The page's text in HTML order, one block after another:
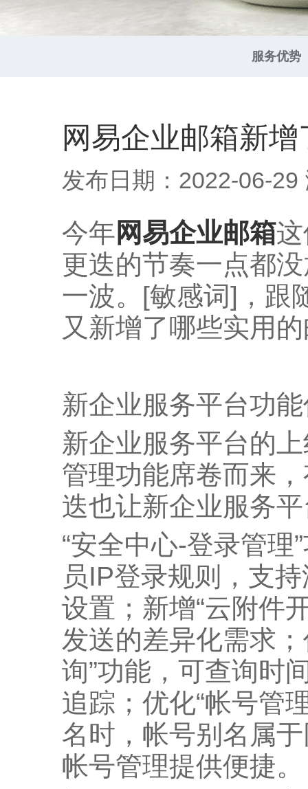
服务优势
网易企业邮箱新
发布日期：2022-06-29
今年 网易企业邮箱
更迭的节奏一点都
一波。[敏感词]，跟
又新增了哪些实用
新企业服务平台功
新企业服务平台的
管理功能席卷而来
迭也让新企业服务
“安全中心-登录管理
员IP登录规则，支
设置；新增“云附件
发送的差异化需求
询”功能，可查询时
追踪；优化“帐号管
名时，帐号别名属
帐号管理提供便捷。